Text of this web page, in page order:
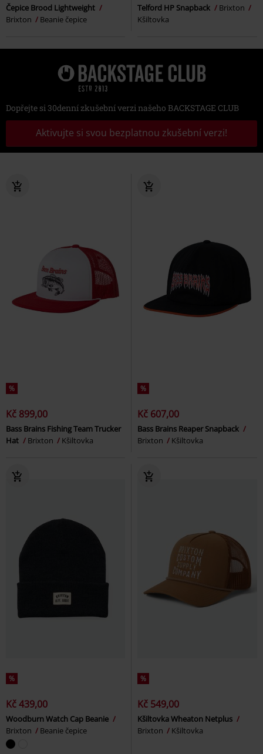
Čepice Brood Lightweight
Brixton
Beanie čepice
Telford HP Snapback
Brixton
Kšiltovka
Dopřejte si 30denní zkušební verzi našeho BACKSTAGE CLUB
Aktivujte si svou bezplatnou zkušební verzi!
%
Kč 899,00
Bass Brains Fishing Team Trucker
Hat
Brixton Kšiltovka
%
Kč 607,00
Bass Brains Reaper Snapback
Brixton
Kšiltovka
%
Kč 439,00
Woodburn Watch Cap Beanie
Brixton
Beanie čepice
%
Kč 549,00
Kšiltovka Wheaton Netplus
Brixton
Kšiltovka